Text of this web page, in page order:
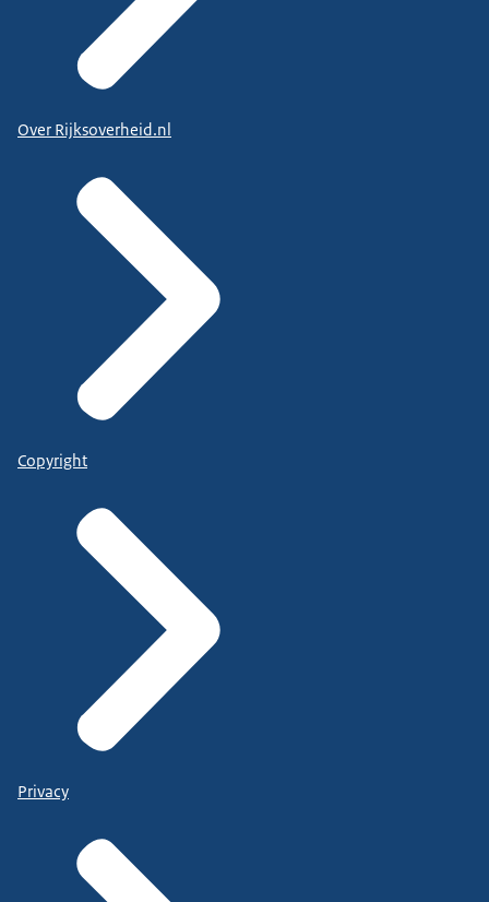
Over Rijksoverheid.nl
Copyright
Privacy